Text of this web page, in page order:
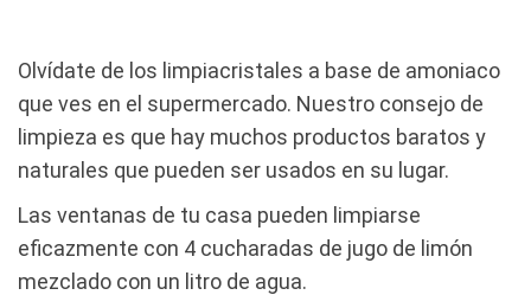
Olvídate de los limpiacristales a base de amoniaco
que ves en el supermercado. Nuestro consejo de
limpieza es que hay muchos productos baratos y
naturales que pueden ser usados en su lugar.
Las ventanas de tu casa pueden limpiarse
eficazmente con 4 cucharadas de jugo de limón
mezclado con un litro de agua.